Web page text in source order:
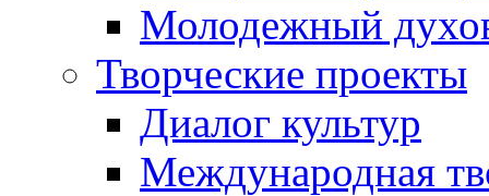
Молодежный
Творческие проекты
Диалог культур
Международная